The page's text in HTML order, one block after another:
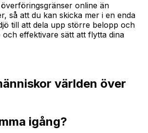
online än
så att du kan skicka mer i en enda
till att dela upp större belopp och
och effektivare sätt att flytta dina
världen över
igång?